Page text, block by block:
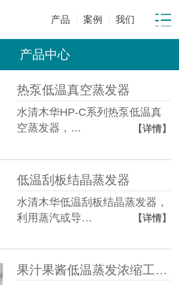
产品 案例 我们
产品中心
热泵低温真空蒸发器
水清木华HP-C系列热泵低温真
空蒸发器，…
【详情】
低温刮板结晶蒸发器
水清木华低温刮板结晶蒸发器，
利用蒸汽或导…
【详情】